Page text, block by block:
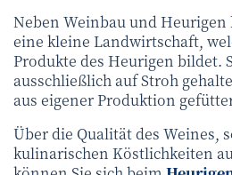
Neben Weinbau und
eine kleine Landwirtschaft,
Produkte des Heurigen bildet.
ausschließlich auf Stroh
aus eigener Produktion
Über die Qualität des Weines,
kulinarischen Köstlichkeiten